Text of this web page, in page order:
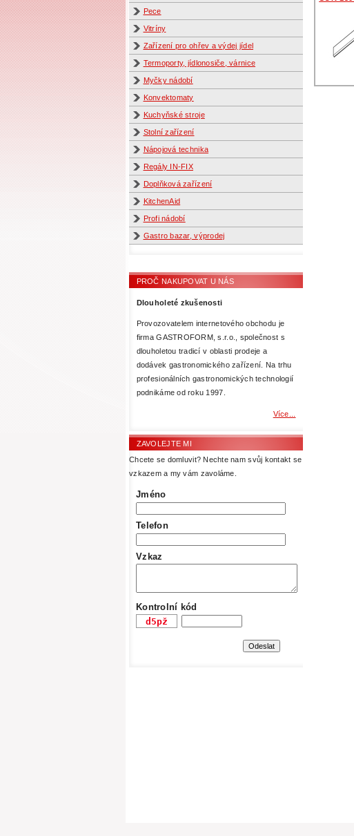
Pece
Vitríny
Zařízení pro ohřev a výdej jídel
Termoporty, jídlonosiče, várnice
Myčky nádobí
Konvektomaty
Kuchyňské stroje
Stolní zařízení
Nápojová technika
Regály IN-FIX
Doplňková zařízení
KitchenAid
Profi nádobí
Gastro bazar, výprodej
PROČ NAKUPOVAT U NÁS
Dlouholeté zkušenosti
Provozovatelem internetového obchodu je
firma GASTROFORM, s.r.o., společnost s
dlouholetou tradicí v oblasti prodeje a
dodávek gastronomického zařízení. Na trhu
profesionálních gastronomických technologií
podnikáme od roku 1997.
Více...
ZAVOLEJTE MI
Chcete se domluvit? Nechte nam svůj kontakt se
vzkazem a my vám zavoláme.
Jméno
Telefon
Vzkaz
Kontrolní kód